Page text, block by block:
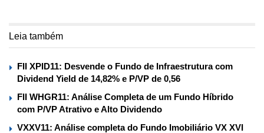
Leia também
FII XPID11: Desvende o Fundo de Infraestrutura com
Dividend Yield de 14,82% e P/VP de 0,56
FII WHGR11: Análise Completa de um Fundo Híbrido
com P/VP Atrativo e Alto Dividendo
VXXV11: Análise completa do Fundo Imobiliário VX XVI